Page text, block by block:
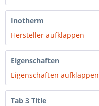
Inotherm
Hersteller aufklappen
Eigenschaften
Eigenschaften aufklappen
Tab 3 Title